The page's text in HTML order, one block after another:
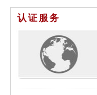
认证服务